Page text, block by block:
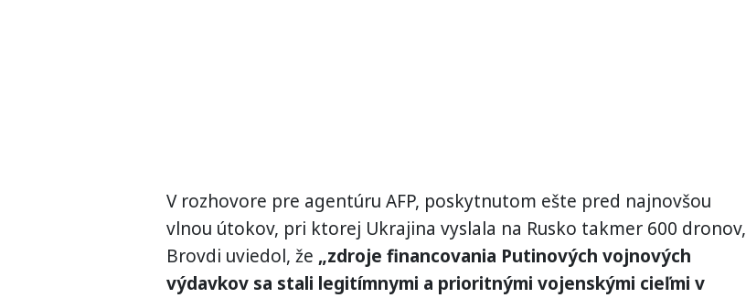
V rozhovore pre agentúru AFP, poskytnutom ešte pred najnovšou
vlnou útokov, pri ktorej Ukrajina vyslala na Rusko takmer 600 dronov,
Brovdi uviedol, že „zdroje financovania Putinových vojnových
výdavkov sa stali legitímnymi a prioritnými vojenskými cieľmi v